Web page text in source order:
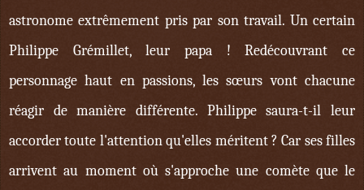
astronome extrêmement pris par son travail. Un certain
Philippe Grémillet, leur papa ! Redécouvrant ce
personnage haut en passions, les sœurs vont chacune
réagir de manière différente. Philippe saura-t-il leur
accorder toute l'attention qu'elles méritent ? Car ses filles
arrivent au moment où s'approche une comète que le